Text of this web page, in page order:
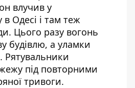
влучив у
в Одесі і там теж
Цього разу вогонь
будівлю, а уламки
під повторними
тривоги.